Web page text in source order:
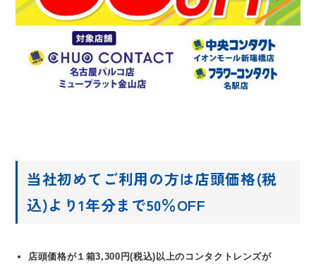
当社初めてご利用の方は店頭価格(税
込)より1年分まで50％OFF
店頭価格が１箱3,300円(税込)以上のコンタクトレンズが